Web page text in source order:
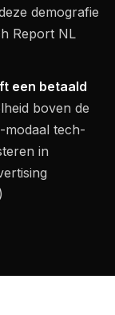
demografie
Report NL
een betaald
boven de
modaal tech-
in